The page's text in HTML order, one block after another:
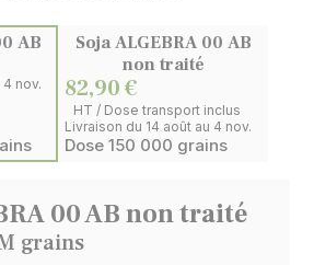
AB
Livraison du 14 août au 4 nov.
Soja ALGEBRA 00 AB
non traité
82,90 €
HT / Dose transport inclus
Livraison du 14 août au 4 nov.
Dose 150 000 grains
00 AB non traité
grains